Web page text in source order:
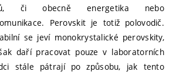
či obecně energetika nebo
Perovskit je totiž polovodič.
se jeví monokrystalické perovskity,
daří pracovat pouze v laboratorních
stále pátrají po způsobu, jak tento